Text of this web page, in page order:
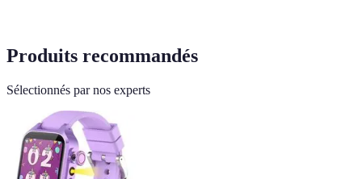
Produits recommandés
Sélectionnés par nos experts